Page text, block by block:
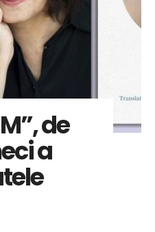
de
a